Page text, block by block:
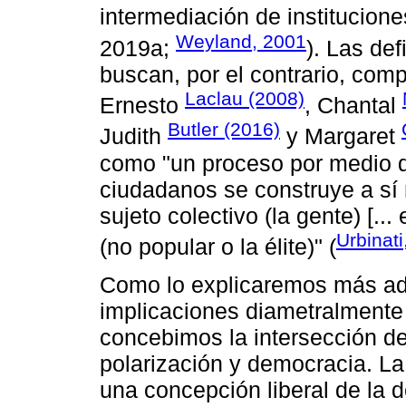
intermediación de
2019a; Weyland, 2001). Las
buscan, por el contrario,
Ernesto Laclau (2008), Chantal
Judith Butler (2016) y Margaret
como "un proceso por medio
ciudadanos se construye a
sujeto colectivo (la gente) [...
(no popular o la élite)" (
Como lo explicaremos más
implicaciones
concebimos la intersección
polarización y democracia.
una concepción liberal de la